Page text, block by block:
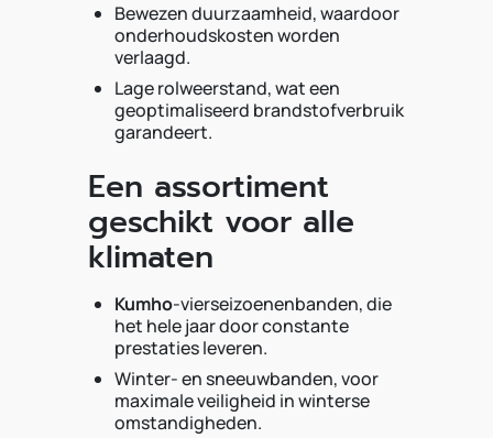
Bewezen duurzaamheid, waardoor
onderhoudskosten worden
verlaagd.
Lage rolweerstand, wat een
geoptimaliseerd brandstofverbruik
garandeert.
Een assortiment
geschikt voor alle
klimaten
Kumho-vierseizoenenbanden, die
het hele jaar door constante
prestaties leveren.
Winter- en sneeuwbanden, voor
maximale veiligheid in winterse
omstandigheden.